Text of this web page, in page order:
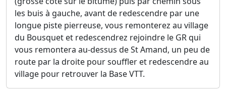
les buis à gauche, avant de redescendre par une
longue piste pierreuse, vous remonterez au village
du Bousquet et redescendrez rejoindre le GR qui
vous remontera au-dessus de St Amand, un peu de
route par la droite pour souffler et redescendre au
village pour retrouver la Base VTT.